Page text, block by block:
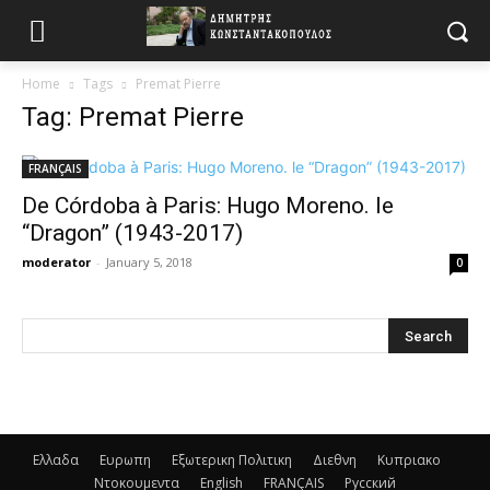
Home Tags Premat Pierre
Tag: Premat Pierre
FRANÇAIS
De Córdoba à Paris: Hugo Moreno. le
“Dragon” (1943-2017)
moderator - January 5, 2018 0
Ελλαδα Ευρωπη Εξωτερικη Πολιτικη Διεθνη
Κυπριακο
Ντοκουμεντα
English FRANÇAIS Русский